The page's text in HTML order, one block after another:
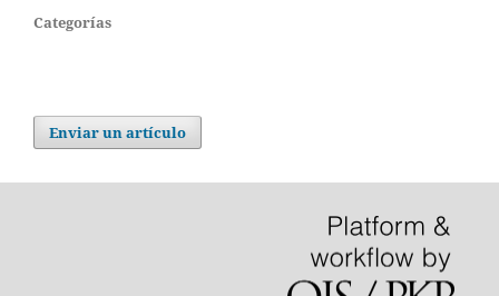
Categorías
Enviar un artículo